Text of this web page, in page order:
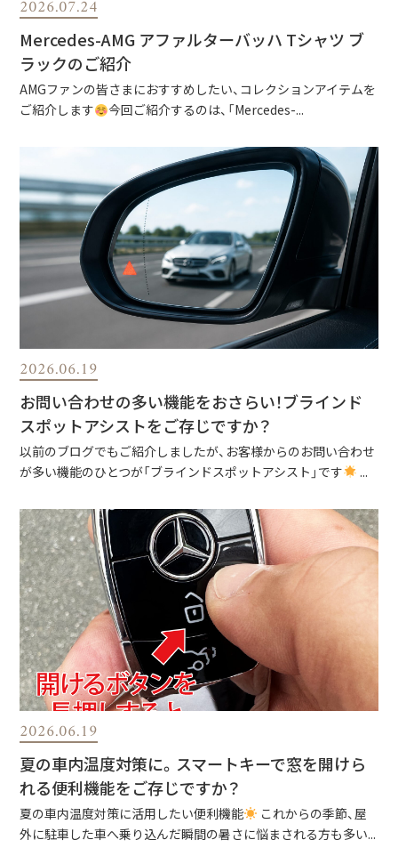
2026.07.24
Mercedes-AMG アファルターバッハ Tシャツ ブ
ラックのご紹介
AMGファンの皆さまにおすすめしたい、コレクションアイテムを
ご紹介します
今回ご紹介するのは、「Mercedes-...
2026.06.19
お問い合わせの多い機能をおさらい！ブラインド
スポットアシストをご存じですか？
以前のブログでもご紹介しましたが、お客様からのお問い合わせ
が多い機能のひとつが「ブラインドスポットアシスト」です
...
2026.06.19
夏の車内温度対策に。スマートキーで窓を開けら
れる便利機能をご存じですか？
夏の車内温度対策に活用したい便利機能
これからの季節、屋
外に駐車した車へ乗り込んだ瞬間の暑さに悩まされる方も多い...